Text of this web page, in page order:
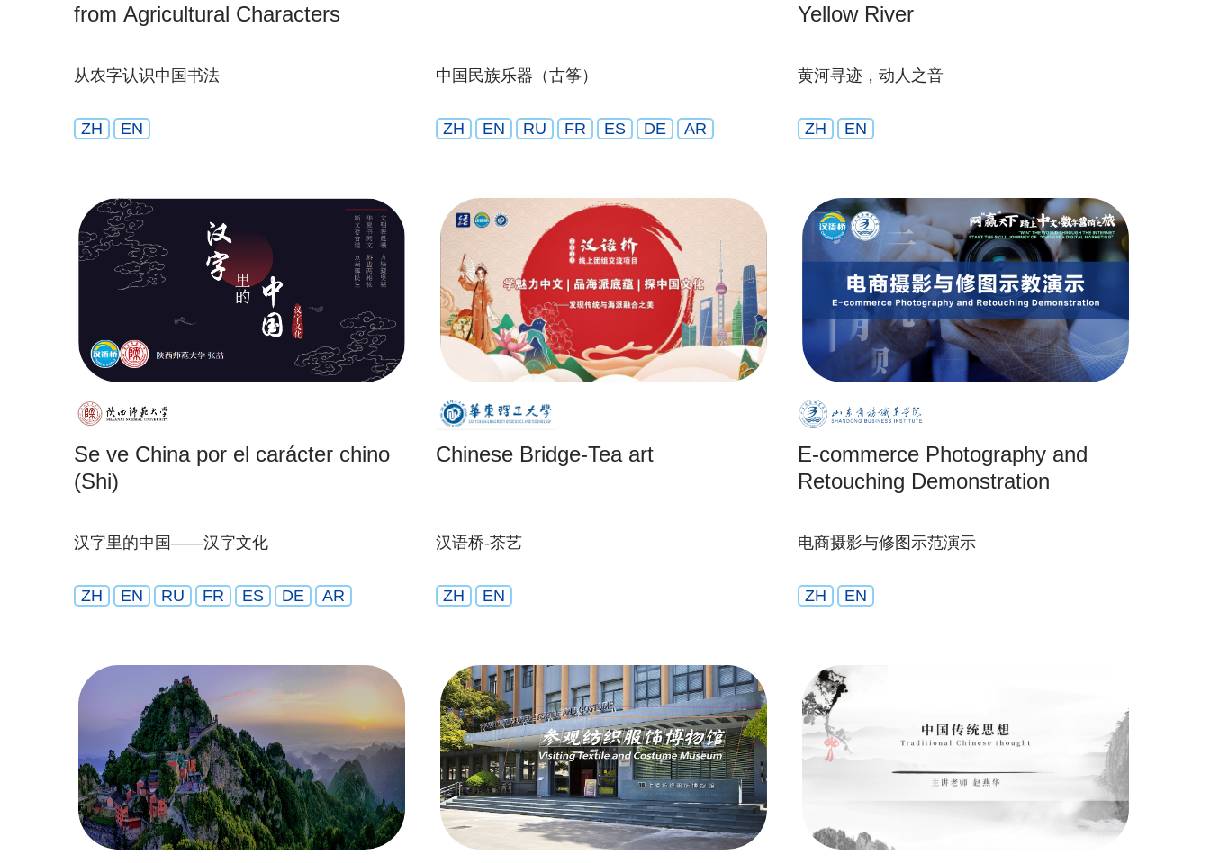
from Agricultural Characters
从农字认识中国书法
ZH EN
中国民族乐器（古筝）
ZH EN RU FR ES DE AR
Yellow River
黄河寻迹，动人之音
ZH EN
Se ve China por el carácter chino
(Shi)
汉字里的中国——汉字文化
ZH EN RU FR ES DE AR
Chinese Bridge-Tea art
汉语桥-茶艺
ZH EN
E-commerce Photography and
Retouching Demonstration
电商摄影与修图示范演示
ZH EN